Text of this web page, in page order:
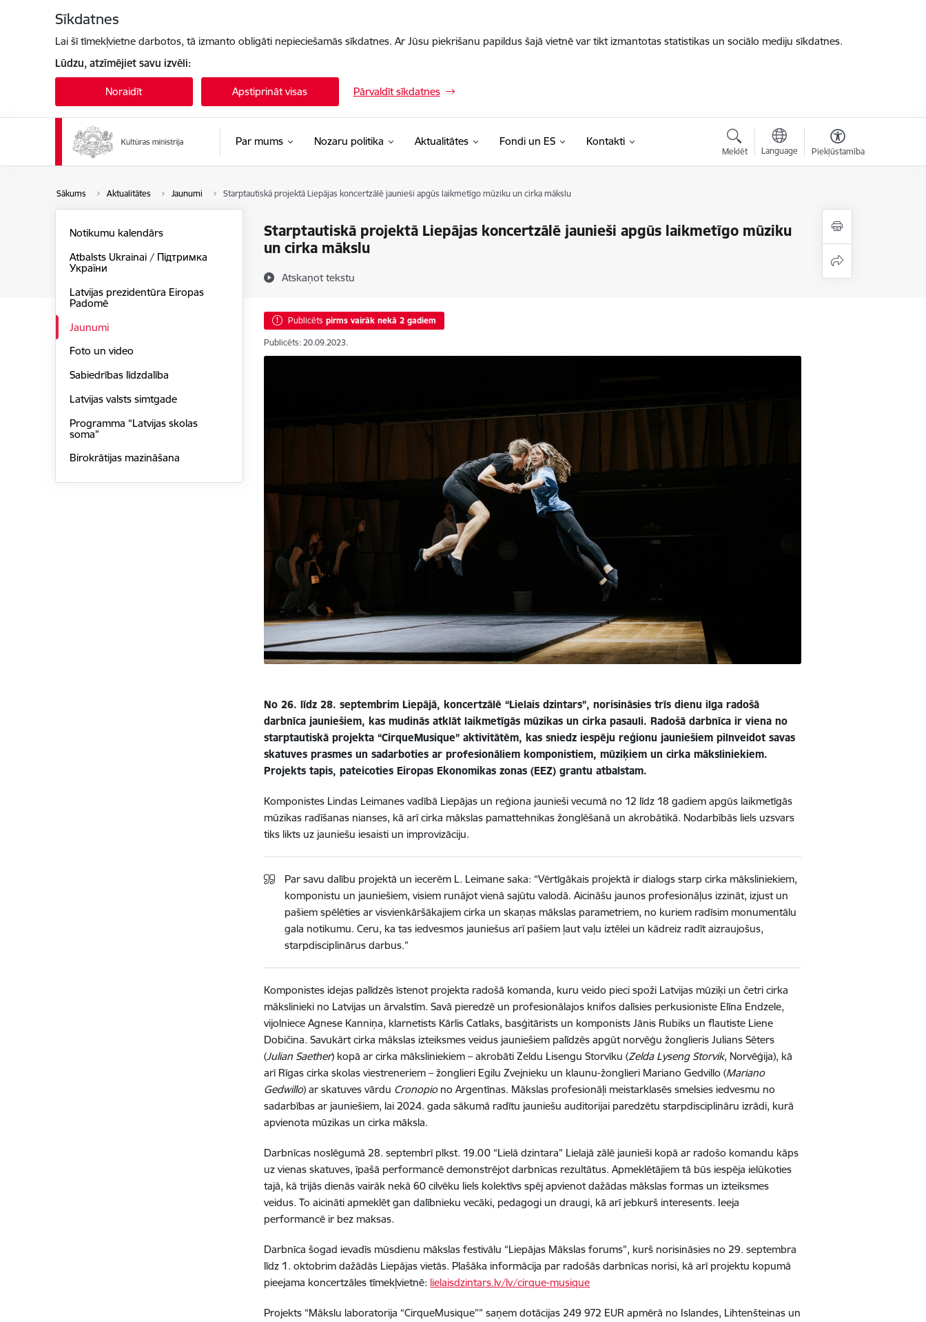
Sīkdatnes
Lai šī tīmekļvietne darbotos, tā izmanto obligāti nepieciešamās sīkdatnes. Ar Jūsu piekrišanu papildus šajā vietnē var tikt izmantotas statistikas un sociālo mediju sīkdatnes.
Lūdzu, atzīmējiet savu izvēli:
Noraidīt Apstiprināt visas Pārvaldīt sīkdatnes
Par mums Nozaru politika Aktualitātes Fondi un ES Kontakti
Meklēt Language Piekļūstamība
Sākums Aktualitātes Jaunumi Starptautiskā projektā Liepājas koncertzālē jaunieši apgūs laikmetīgo mūziku un cirka mākslu
Starptautiskā projektā Liepājas koncertzālē jaunieši apgūs laikmetīgo mūziku
un cirka mākslu
Atskaņot tekstu
Notikumu kalendārs
Atbalsts Ukrainai / Підтримка
України
Latvijas prezidentūra Eiropas
Padomē
Jaunumi
Foto un video
Sabiedrības līdzdalība
Latvijas valsts simtgade
Programma “Latvijas skolas
soma”
Birokrātijas mazināšana
Publicēts pirms vairāk nekā 2 gadiem
Publicēts: 20.09.2023.
No 26. līdz 28. septembrim Liepājā, koncertzālē “Lielais dzintars”, norisināsies trīs dienu ilga radošā
darbnīca jauniešiem, kas mudinās atklāt laikmetīgās mūzikas un cirka pasauli. Radošā darbnīca ir viena no
starptautiskā projekta “CirqueMusique” aktivitātēm, kas sniedz iespēju reģionu jauniešiem pilnveidot savas
skatuves prasmes un sadarboties ar profesionāliem komponistiem, mūziķiem un cirka māksliniekiem.
Projekts tapis, pateicoties Eiropas Ekonomikas zonas (EEZ) grantu atbalstam.
Komponistes Lindas Leimanes vadībā Liepājas un reģiona jaunieši vecumā no 12 līdz 18 gadiem apgūs laikmetīgās
mūzikas radīšanas nianses, kā arī cirka mākslas pamattehnikas žonglēšanā un akrobātikā. Nodarbībās liels uzsvars
tiks likts uz jauniešu iesaisti un improvizāciju.
Par savu dalību projektā un iecerēm L. Leimane saka: “Vērtīgākais projektā ir dialogs starp cirka māksliniekiem,
komponistu un jauniešiem, visiem runājot vienā sajūtu valodā. Aicināšu jaunos profesionāļus izzināt, izjust un
pašiem spēlēties ar visvienkāršākajiem cirka un skaņas mākslas parametriem, no kuriem radīsim monumentālu
gala notikumu. Ceru, ka tas iedvesmos jauniešus arī pašiem ļaut vaļu iztēlei un kādreiz radīt aizraujošus,
starpdisciplinārus darbus.”
Komponistes idejas palīdzēs īstenot projekta radošā komanda, kuru veido pieci spoži Latvijas mūziķi un četri cirka
mākslinieki no Latvijas un ārvalstīm. Savā pieredzē un profesionālajos knifos dalīsies perkusioniste Elīna Endzele,
vijolniece Agnese Kanniņa, klarnetists Kārlis Catlaks, basģitārists un komponists Jānis Rubiks un flautiste Liene
Dobičina. Savukārt cirka mākslas izteiksmes veidus jauniešiem palīdzēs apgūt norvēģu žonglieris Julians Sēters
(Julian Saether) kopā ar cirka māksliniekiem – akrobāti Zeldu Lisengu Storvīku (Zelda Lyseng Storvik, Norvēģija), kā
arī Rīgas cirka skolas viestreneriem – žonglieri Egilu Zvejnieku un klaunu-žonglieri Mariano Gedvillo (Mariano
Gedwillo) ar skatuves vārdu Cronopio no Argentīnas. Mākslas profesionāļi meistarklasēs smelsies iedvesmu no
sadarbības ar jauniešiem, lai 2024. gada sākumā radītu jauniešu auditorijai paredzētu starpdisciplināru izrādi, kurā
apvienota mūzikas un cirka māksla.
Darbnīcas noslēgumā 28. septembrī plkst. 19.00 “Lielā dzintara” Lielajā zālē jaunieši kopā ar radošo komandu kāps
uz vienas skatuves, īpašā performancē demonstrējot darbnīcas rezultātus. Apmeklētājiem tā būs iespēja ielūkoties
tajā, kā trijās dienās vairāk nekā 60 cilvēku liels kolektīvs spēj apvienot dažādas mākslas formas un izteiksmes
veidus. To aicināti apmeklēt gan dalībnieku vecāki, pedagogi un draugi, kā arī jebkurš interesents. Ieeja
performancē ir bez maksas.
Darbnīca šogad ievadīs mūsdienu mākslas festivālu “Liepājas Mākslas forums”, kurš norisināsies no 29. septembra
līdz 1. oktobrim dažādās Liepājas vietās. Plašāka informācija par radošās darbnīcas norisi, kā arī projektu kopumā
pieejama koncertzāles tīmekļvietnē: lielaisdzintars.lv/lv/cirque-musique
Projekts “Mākslu laboratorija “CirqueMusique”” saņem dotācijas 249 972 EUR apmērā no Islandes, Lihtenšteinas un